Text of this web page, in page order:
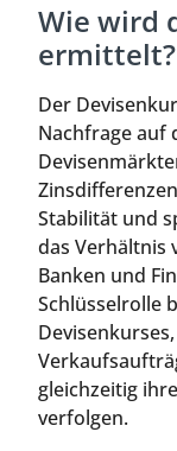
Wie wird
ermittelt?
Der
Nachfrage auf
Stabilität und
das Verhältnis
Banken und
Schlüsselrolle
gleichzeitig
verfolgen.